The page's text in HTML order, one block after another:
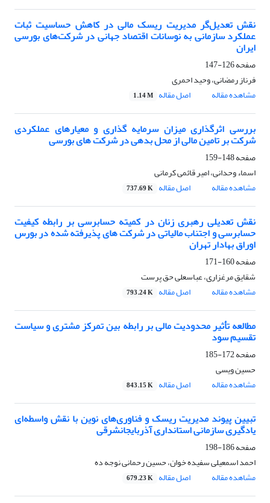
نقش تعدیل‌گر مدیریت ریسک مالی در کاهش حساسیت ثبات
عملکرد سازمانی به نوسانات اقتصاد جهانی در شرکت‌های بورسی
ایران
صفحه126-147
فرناز رمضانی، وحید احمری
مشاهده مقاله
اصل مقاله 1.14 M
بررسی اثرگذاری میزان سرمایه گذاری و معیارهای عملکردی
شرکت بر تامین مالی از محل بدهی در شرکت های بورسی
صفحه148-159
اسماء وحدانی، امیر قائمی کرمانی
مشاهده مقاله
اصل مقاله 737.69 K
نقش تعدیلی رهبری زنان در کمیته حسابرسی بر رابطه کیفیت
حسابرسی و اجتناب مالیاتی در شرکت های پذیرفته شده در بورس
اوراق بهادار تهران
صفحه160-171
شقایق مرغزاری، عباسعلی حق پرست
مشاهده مقاله
اصل مقاله 793.24 K
مطالعه تأثیر محدودیت مالی بر رابطه بین تمرکز مشتری و سیاست
تقسیم سود
صفحه172-185
حسین ویسی
مشاهده مقاله
اصل مقاله 843.15 K
تبیین پیوند مدیریت ریسک و فناوری‌های نوین با نقش واسطه‌ای
یادگیری سازمانی استانداری آذربایجانشرقی
صفحه186-198
احمد اسمعیلی سفیده خوان، حسین رحمانی نوجه ده
مشاهده مقاله
اصل مقاله 679.23 K